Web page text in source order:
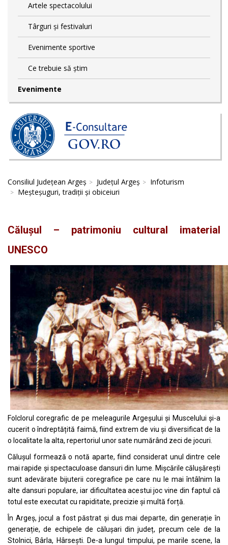
Artele spectacolului
Târguri și festivaluri
Evenimente sportive
Ce trebuie să știm
Evenimente
Consiliul Județean Argeș Județul Argeș
Infoturism
Meșteșuguri, tradiții și obiceiuri
Călușul – patrimoniu cultural imaterial
UNESCO
Folclorul coregrafic de pe meleagurile Argeșului și Muscelului și-a
cucerit o îndreptățită faimă, fiind extrem de viu și diversificat de la
o localitate la alta, repertoriul unor sate numărând zeci de jocuri.
Călușul formează o notă aparte, fiind considerat unul dintre cele
mai rapide și spectaculoase dansuri din lume. Mișcările călușărești
sunt adevărate bijuterii coregrafice pe care nu le mai întâlnim la
alte dansuri populare, iar dificultatea acestui joc vine din faptul că
totul este executat cu rapiditate, precizie și multă forță.
În Argeș, jocul a fost păstrat și dus mai departe, din generație în
generație, de echipele de călușari din județ, precum cele de la
Stolnici, Bârla, Hârsești. De-a lungul timpului, pe marile scene, la